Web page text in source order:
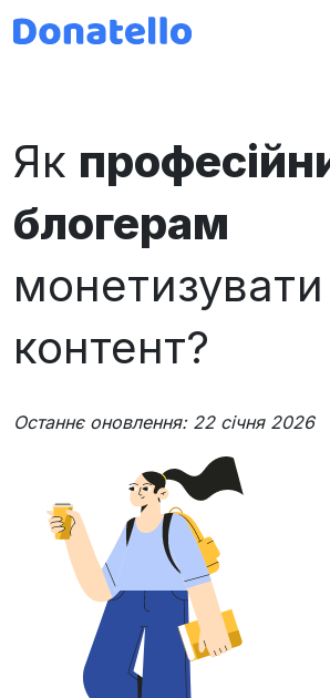
Як
блогерам
монетизувати
контент?
Останнє оновлення: 22 січня 2026